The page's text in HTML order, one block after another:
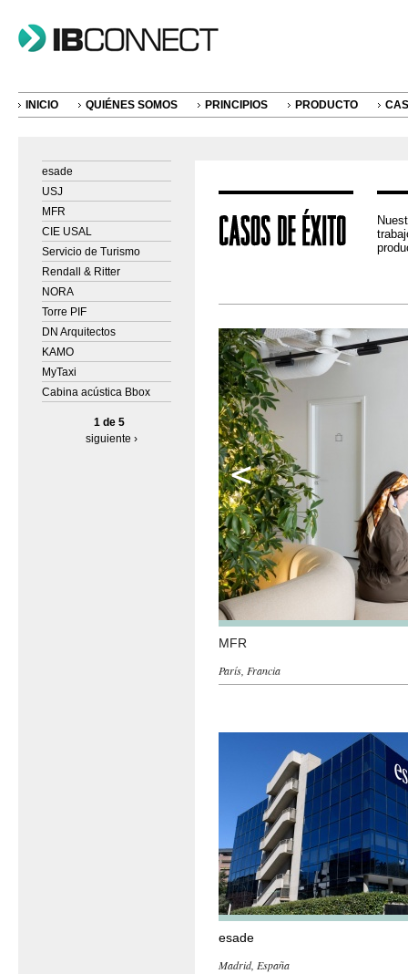
INICIO QUIÉNES SOMOS PRINCIPIOS PRODUCTO
esade
USJ
MFR
CIE USAL
Servicio de Turismo
Rendall & Ritter
NORA
Torre PIF
DN Arquitectos
KAMO
MyTaxi
Cabina acústica Bbox
1 de 5
siguiente ›
MFR
París, Francia
Anterior
esade
Madrid, España